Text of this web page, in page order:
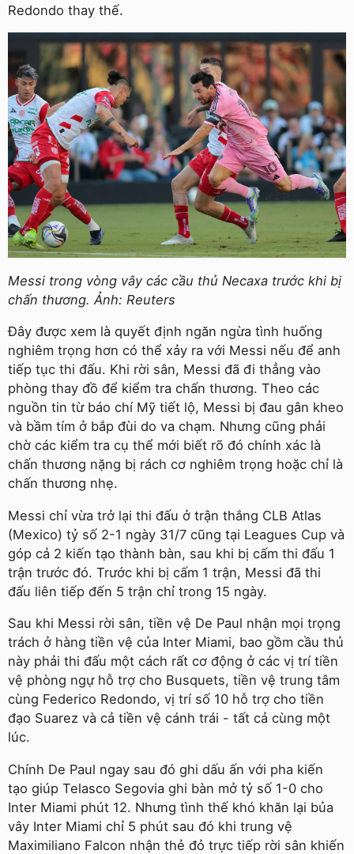
Redondo thay thế.
Messi trong vòng vây các cầu thủ Necaxa trước khi bị
chấn thương. Ảnh: Reuters
Đây được xem là quyết định ngăn ngừa tình huống
nghiêm trọng hơn có thể xảy ra với Messi nếu để anh
tiếp tục thi đấu. Khi rời sân, Messi đã đi thẳng vào
phòng thay đồ để kiểm tra chấn thương. Theo các
nguồn tin từ báo chí Mỹ tiết lộ, Messi bị đau gân kheo
và bầm tím ở bắp đùi do va chạm. Nhưng cũng phải
chờ các kiểm tra cụ thể mới biết rõ đó chính xác là
chấn thương nặng bị rách cơ nghiêm trọng hoặc chỉ là
chấn thương nhẹ.
Messi chỉ vừa trở lại thi đấu ở trận thắng CLB Atlas
(Mexico) tỷ số 2-1 ngày 31/7 cũng tại Leagues Cup và
góp cả 2 kiến tạo thành bàn, sau khi bị cấm thi đấu 1
trận trước đó. Trước khi bị cấm 1 trận, Messi đã thi
đấu liên tiếp đến 5 trận chỉ trong 15 ngày.
Sau khi Messi rời sân, tiền vệ De Paul nhận mọi trọng
trách ở hàng tiền vệ của Inter Miami, bao gồm cầu thủ
này phải thi đấu một cách rất cơ động ở các vị trí tiền
vệ phòng ngự hỗ trợ cho Busquets, tiền vệ trung tâm
cùng Federico Redondo, vị trí số 10 hỗ trợ cho tiền
đạo Suarez và cả tiền vệ cánh trái - tất cả cùng một
lúc.
Chính De Paul ngay sau đó ghi dấu ấn với pha kiến
tạo giúp Telasco Segovia ghi bàn mở tỷ số 1-0 cho
Inter Miami phút 12. Nhưng tình thế khó khăn lại bủa
vây Inter Miami chỉ 5 phút sau đó khi trung vệ
Maximiliano Falcon nhận thẻ đỏ trực tiếp rời sân khiến